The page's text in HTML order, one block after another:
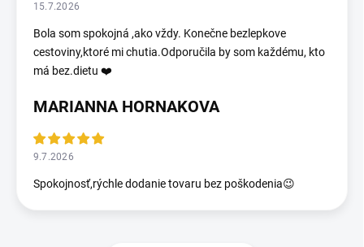
15.7.2026
Bola som spokojná ,ako vždy. Konečne bezlepkove
cestoviny,ktoré mi chutia.Odporučila by som každému, kto
má bez.dietu ❤️
MARIANNA HORNAKOVA
9.7.2026
Spokojnosť,rýchle dodanie tovaru bez poškodenia😉